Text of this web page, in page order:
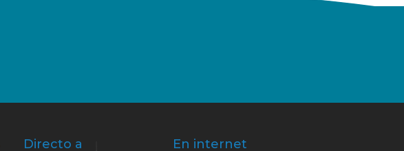
Directo a En internet